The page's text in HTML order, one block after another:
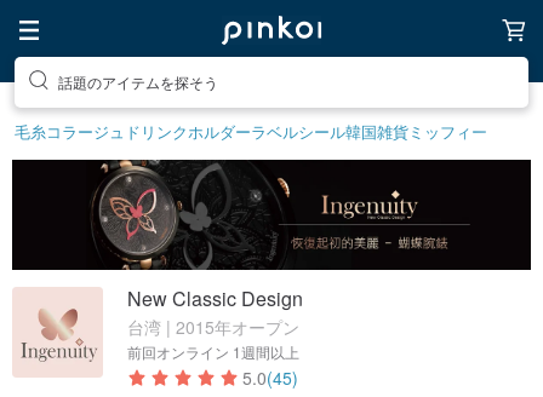
話題のアイテムを探そう
毛糸コラージュ ドリンクホルダーラベルシール韓国雑貨ミッフィー
New Classic Design
台湾 | 2015年オープン
前回オンライン 1週間以上
5.0(45)